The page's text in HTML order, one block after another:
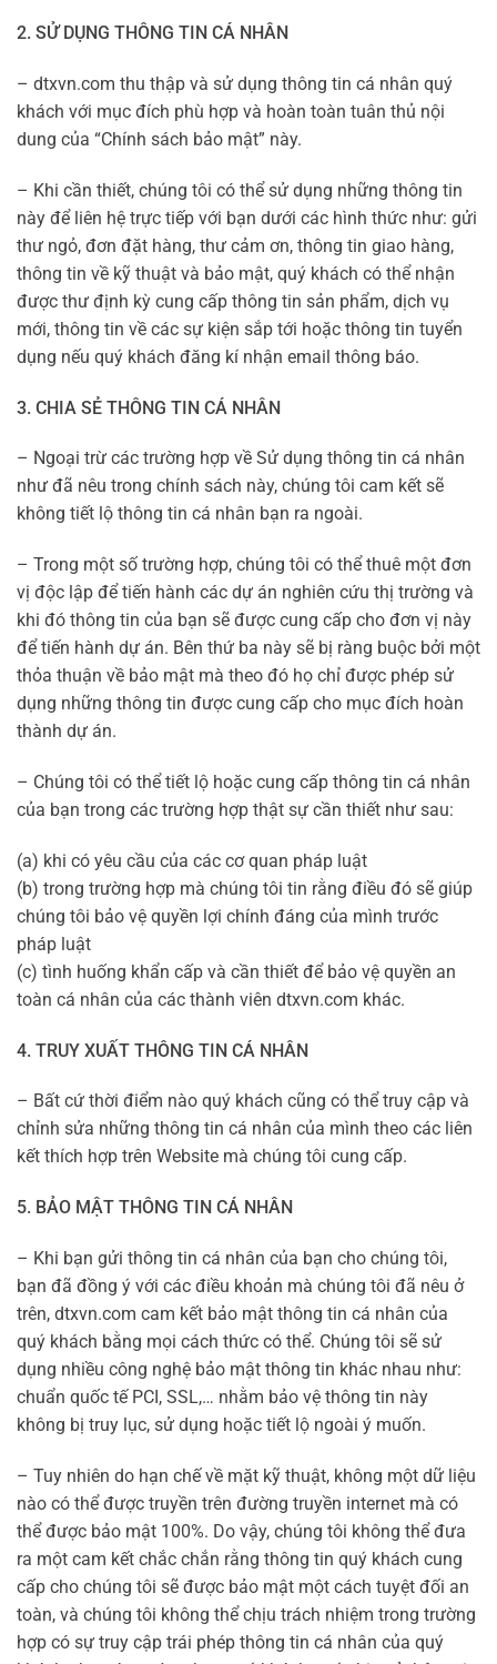
2. SỬ DỤNG THÔNG TIN CÁ NHÂN
– dtxvn.com thu thập và sử dụng thông tin cá nhân quý
khách với mục đích phù hợp và hoàn toàn tuân thủ nội
dung của “Chính sách bảo mật” này.
– Khi cần thiết, chúng tôi có thể sử dụng những thông tin
này để liên hệ trực tiếp với bạn dưới các hình thức như: gửi
thư ngỏ, đơn đặt hàng, thư cảm ơn, thông tin giao hàng,
thông tin về kỹ thuật và bảo mật, quý khách có thể nhận
được thư định kỳ cung cấp thông tin sản phẩm, dịch vụ
mới, thông tin về các sự kiện sắp tới hoặc thông tin tuyển
dụng nếu quý khách đăng kí nhận email thông báo.
3. CHIA SẺ THÔNG TIN CÁ NHÂN
– Ngoại trừ các trường hợp về Sử dụng thông tin cá nhân
như đã nêu trong chính sách này, chúng tôi cam kết sẽ
không tiết lộ thông tin cá nhân bạn ra ngoài.
– Trong một số trường hợp, chúng tôi có thể thuê một đơn
vị độc lập để tiến hành các dự án nghiên cứu thị trường và
khi đó thông tin của bạn sẽ được cung cấp cho đơn vị này
để tiến hành dự án. Bên thứ ba này sẽ bị ràng buộc bởi một
thỏa thuận về bảo mật mà theo đó họ chỉ được phép sử
dụng những thông tin được cung cấp cho mục đích hoàn
thành dự án.
– Chúng tôi có thể tiết lộ hoặc cung cấp thông tin cá nhân
của bạn trong các trường hợp thật sự cần thiết như sau:
(a) khi có yêu cầu của các cơ quan pháp luật
(b) trong trường hợp mà chúng tôi tin rằng điều đó sẽ giúp
chúng tôi bảo vệ quyền lợi chính đáng của mình trước
pháp luật
(c) tình huống khẩn cấp và cần thiết để bảo vệ quyền an
toàn cá nhân của các thành viên dtxvn.com khác.
4. TRUY XUẤT THÔNG TIN CÁ NHÂN
– Bất cứ thời điểm nào quý khách cũng có thể truy cập và
chỉnh sửa những thông tin cá nhân của mình theo các liên
kết thích hợp trên Website mà chúng tôi cung cấp.
5. BẢO MẬT THÔNG TIN CÁ NHÂN
– Khi bạn gửi thông tin cá nhân của bạn cho chúng tôi,
bạn đã đồng ý với các điều khoản mà chúng tôi đã nêu ở
trên, dtxvn.com cam kết bảo mật thông tin cá nhân của
quý khách bằng mọi cách thức có thể. Chúng tôi sẽ sử
dụng nhiều công nghệ bảo mật thông tin khác nhau như:
chuẩn quốc tế PCI, SSL,… nhằm bảo vệ thông tin này
không bị truy lục, sử dụng hoặc tiết lộ ngoài ý muốn.
– Tuy nhiên do hạn chế về mặt kỹ thuật, không một dữ liệu
nào có thể được truyền trên đường truyền internet mà có
thể được bảo mật 100%. Do vậy, chúng tôi không thể đưa
ra một cam kết chắc chắn rằng thông tin quý khách cung
cấp cho chúng tôi sẽ được bảo mật một cách tuyệt đối an
toàn, và chúng tôi không thể chịu trách nhiệm trong trường
hợp có sự truy cập trái phép thông tin cá nhân của quý